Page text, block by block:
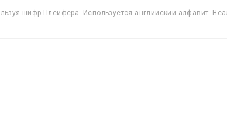
шифр Плейфера. Используется английский алфавит.